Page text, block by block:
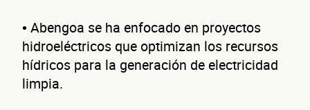
• Abengoa se ha enfocado en proyectos
hidroeléctricos que optimizan los recursos
hídricos para la generación de electricidad
limpia.